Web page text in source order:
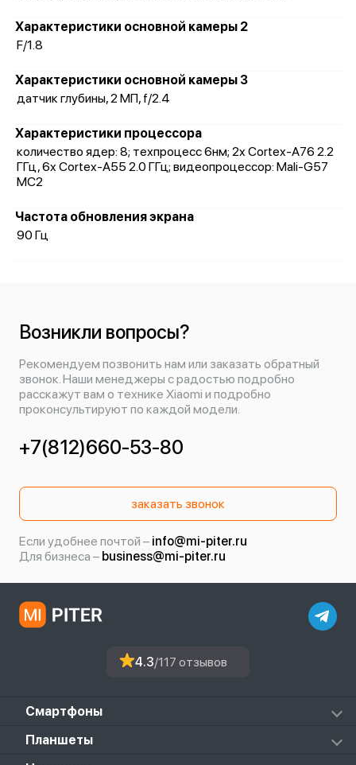
Характеристики основной камеры 2
F/1.8
Характеристики основной камеры 3
датчик глубины, 2 МП, f/2.4
Характеристики процессора
количество ядер: 8; техпроцесс 6нм; 2x Cortex-A76 2.2
ГГц, 6x Cortex-A55 2.0 ГГц; видеопроцессор: Mali-G57
MC2
Частота обновления экрана
90 Гц
Возникли вопросы?
Рекомендуем позвонить нам или заказать обратный
звонок. Наши менеджеры с радостью подробно
расскажут вам о технике Xiaomi и подробно
проконсультируют по каждой модели.
+7(812)660-53-80
заказать звонок
Если удобнее почтой – info@mi-piter.ru
Для бизнеса – business@mi-piter.ru
4.3/117 отзывов
Смартфоны
Redmi
Планшеты